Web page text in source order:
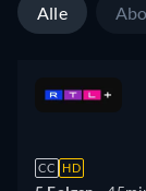
Alle
CC HD